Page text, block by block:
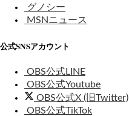
グノシー
MSNニュース
公式SNSアカウント
OBS公式LINE
OBS公式Youtube
OBS公式X (旧Twitter)
OBS公式TikTok